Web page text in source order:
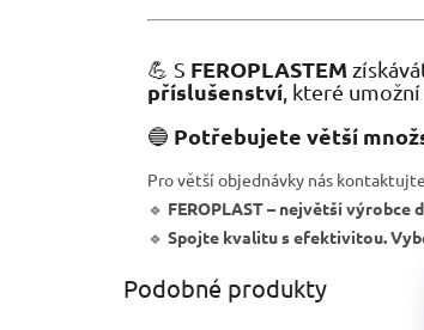
💪 S FEROPLASTEM
příslušenství , které
🔵 Potřebujete větší
Pro větší objednávky nás
🔹 FEROPLAST – největší výrobce
🔹 Spojte kvalitu s efektivitou.
Podobné produkty